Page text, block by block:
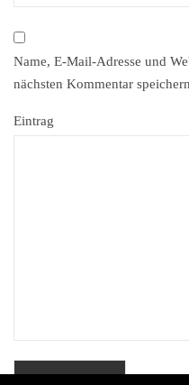
Name, E-Mail-Adresse und
nächsten Kommentar
Eintrag